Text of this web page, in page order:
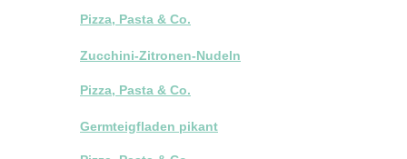
Pizza, Pasta & Co.
Zucchini-Zitronen-Nudeln
Pizza, Pasta & Co.
Germteigfladen pikant